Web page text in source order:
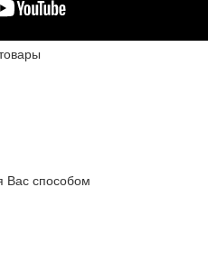
Вас способом